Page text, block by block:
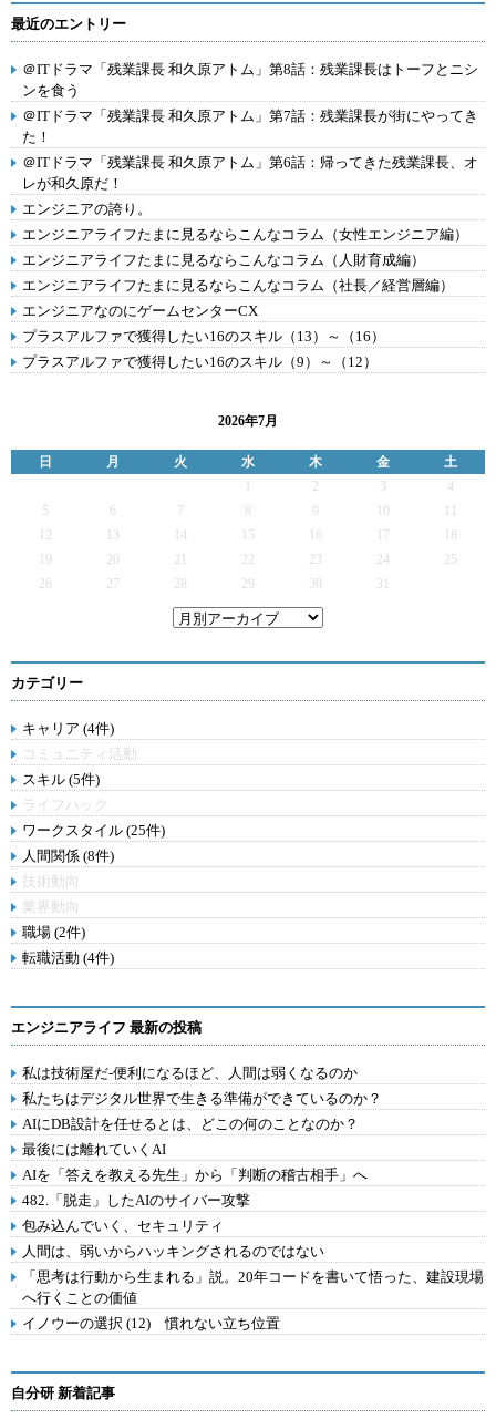
最近のエントリー
＠ITドラマ「残業課長 和久原アトム」第8話：残業課長はトーフとニシ
ンを食う
＠ITドラマ「残業課長 和久原アトム」第7話：残業課長が街にやってき
た！
＠ITドラマ「残業課長 和久原アトム」第6話：帰ってきた残業課長、オ
レが和久原だ！
エンジニアの誇り。
エンジニアライフたまに見るならこんなコラム（女性エンジニア編）
エンジニアライフたまに見るならこんなコラム（人財育成編）
エンジニアライフたまに見るならこんなコラム（社長／経営層編）
エンジニアなのにゲームセンターCX
プラスアルファで獲得したい16のスキル（13）～（16）
プラスアルファで獲得したい16のスキル（9）～（12）
2026年7月
日 月 火 水 木 金
土
2 3
4
5
6 7 9
12
13 14 15 16 17
19
20 21 22 23 24
25
26
27 28 29 30 31
カテゴリー
キャリア (4件)
コミュニティ活動
スキル (5件)
ライフハック
ワークスタイル (25件)
人間関係 (8件)
技術動向
業界動向
職場 (2件)
転職活動 (4件)
エンジニアライフ 最新の投稿
私は技術屋だ-便利になるほど、人間は弱くなるのか
私たちはデジタル世界で生きる準備ができているのか？
AIにDB設計を任せるとは、どこの何のことなのか？
最後には離れていくAI
AIを「答えを教える先生」から「判断の稽古相手」へ
482.「脱走」したAIのサイバー攻撃
包み込んでいく、セキュリティ
人間は、弱いからハッキングされるのではない
「思考は行動から生まれる」説。20年コードを書いて悟った、建設現場
へ行くことの価値
イノウーの選択 (12) 慣れない立ち位置
自分研 新着記事